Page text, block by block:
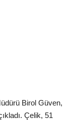
Birol Güven,
Çelik, 51